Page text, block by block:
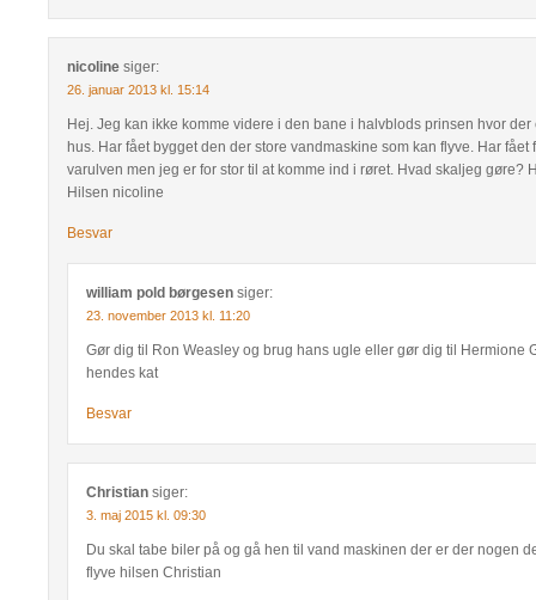
nicoline siger:
26. januar 2013 kl. 15:14
Hej. Jeg kan ikke komme videre i den bane i halvblods prinsen hvor
hus. Har fået bygget den der store vandmaskine som kan flyve. Har fået
varulven men jeg er for stor til at komme ind i røret. Hvad skaljeg gøre?
Hilsen nicoline
Besvar
william pold børgesen siger:
23. november 2013 kl. 11:20
Gør dig til Ron Weasley og brug hans ugle eller gør dig til Hermione
hendes kat
Besvar
Christian siger:
3. maj 2015 kl. 09:30
Du skal tabe biler på og gå hen til vand maskinen der er der nogen
flyve hilsen Christian